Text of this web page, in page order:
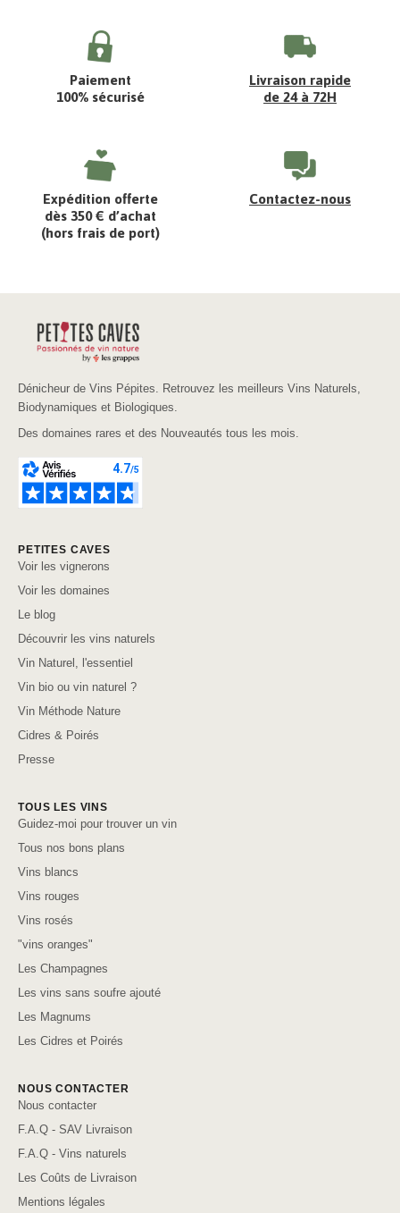
Paiement
100% sécurisé
Livraison rapide
de 24 à 72H
Expédition offerte
dès 350 € d’achat
(hors frais de port)
Contactez-nous
Dénicheur de Vins Pépites. Retrouvez les meilleurs Vins Naturels,
Biodynamiques et Biologiques.
Des domaines rares et des Nouveautés tous les mois.
PETITES CAVES
Voir les vignerons
Voir les domaines
Le blog
Découvrir les vins naturels
Vin Naturel, l'essentiel
Vin bio ou vin naturel ?
Vin Méthode Nature
Cidres & Poirés
Presse
TOUS LES VINS
Guidez-moi pour trouver un vin
Tous nos bons plans
Vins blancs
Vins rouges
Vins rosés
"vins oranges"
Les Champagnes
Les vins sans soufre ajouté
Les Magnums
Les Cidres et Poirés
NOUS CONTACTER
Nous contacter
F.A.Q - SAV Livraison
F.A.Q - Vins naturels
Les Coûts de Livraison
Mentions légales